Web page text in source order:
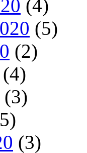
(4)
(5)
(2)
(4)
(3)
(3)